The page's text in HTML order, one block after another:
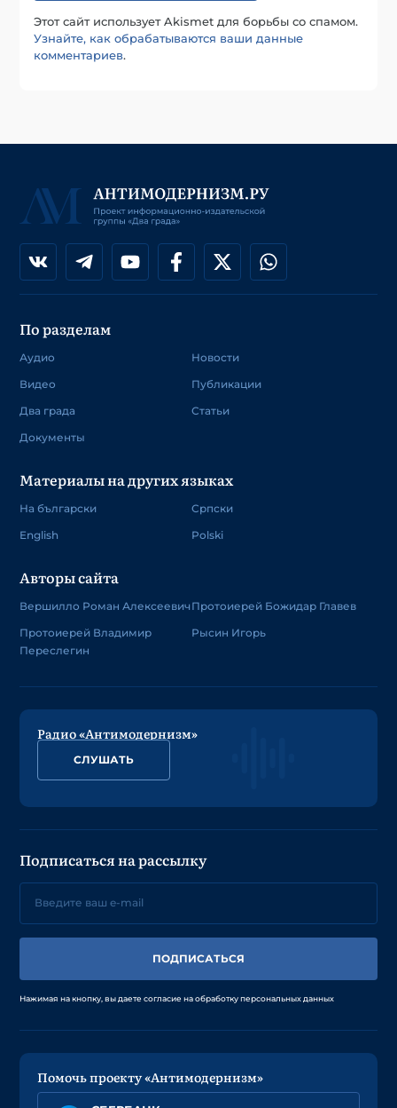
Этот сайт использует Akismet для борьбы со спамом.
Узнайте, как обрабатываются ваши данные
комментариев.
По разделам
Аудио
Видео
Два града
Документы
Новости
Публикации
Статьи
Материалы на других языках
На български
English
Српски
Polski
Авторы сайта
Вершилло Роман Алексеевич
Протоиерей Владимир
Переслегин
Протоиерей Божидар Главев
Рысин Игорь
Радио «Антимодернизм»
СЛУШАТЬ
Подписаться на рассылку
ПОДПИСАТЬСЯ
Нажимая на кнопку, вы даете согласие на обработку персональных данных
Помочь проекту «Антимодернизм»